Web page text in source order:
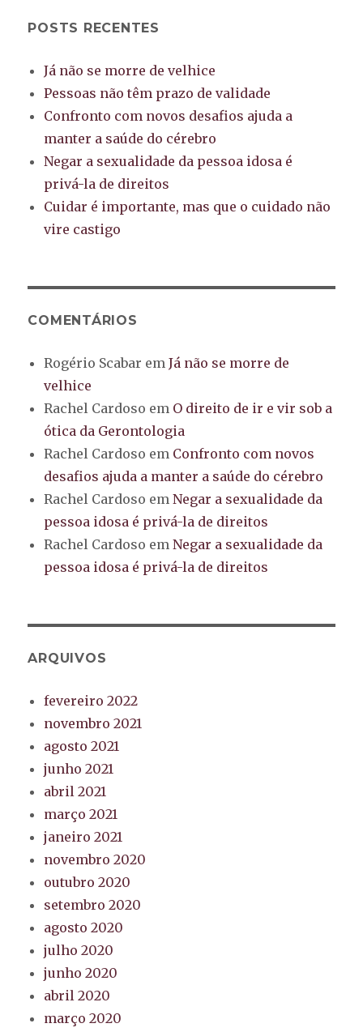
POSTS RECENTES
Já não se morre de velhice
Pessoas não têm prazo de validade
Confronto com novos desafios ajuda a
manter a saúde do cérebro
Negar a sexualidade da pessoa idosa é
privá-la de direitos
Cuidar é importante, mas que o cuidado não
vire castigo
COMENTÁRIOS
Rogério Scabar emJá não se morre de
velhice
Rachel Cardoso em O direito de ir e vir sob a
ótica da Gerontologia
Rachel Cardoso em Confronto com novos
desafios ajuda a manter a saúde do cérebro
Rachel Cardoso emNegar a sexualidade da
pessoa idosa é privá-la de direitos
Rachel Cardoso emNegar a sexualidade da
pessoa idosa é privá-la de direitos
ARQUIVOS
fevereiro 2022
novembro 2021
agosto 2021
junho 2021
abril 2021
março 2021
janeiro 2021
novembro 2020
outubro 2020
setembro 2020
agosto 2020
julho 2020
junho 2020
abril 2020
março 2020